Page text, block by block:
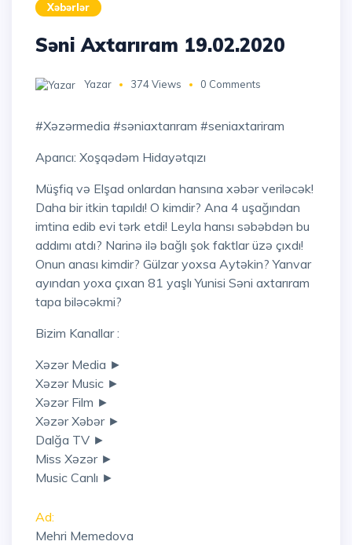
Xəbərlər
Səni Axtarıram 19.02.2020
Yazar 374 Views 0 Comments
#xəzərmedia #səniaxtarıram #seniaxtariram
Aparıcı: Xoşqədəm Hidayətqızı
Müşfiq və Elşad onlardan hansına xəbər veriləcək!
Daha bir itkin tapıldı! O kimdir? Ana 4 uşağından
imtina edib evi tərk etdi! Leyla hansı səbəbdən bu
addımı atdı? Narinə ilə bağlı şok faktlar üzə çıxdı!
Onun anası kimdir? Gülzar yoxsa Aytəkin? Yanvar
ayından yoxa çıxan 81 yaşlı Yunisi Səni axtarıram
tapa biləcəkmi?
Bizim Kanallar :
Xəzər Media ►
Xəzər Music ►
Xəzər Film ►
Xəzər Xəbər ►
Dalğa TV ►
Miss Xəzər ►
Music Canlı ►
Ad:
Mehri Memedova